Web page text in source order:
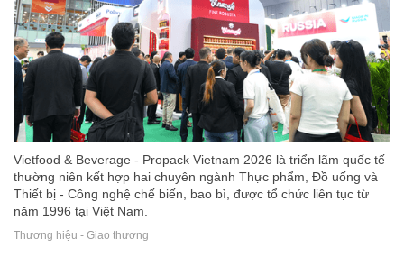
Vietfood & Beverage - Propack Vietnam 2026 là triển lãm quốc tế
thường niên kết hợp hai chuyên ngành Thực phẩm, Đồ uống và
Thiết bị - Công nghệ chế biến, bao bì, được tổ chức liên tục từ
năm 1996 tại Việt Nam.
Thương hiệu - Giao thương